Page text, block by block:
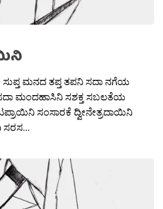
ಮನದ ತಪ್ತ ತಪನಿ ಸದಾ ನಗೆಯ
ಮಂದಹಾಸಿನಿ ಸಶಕ್ತ ಸಬಲತೆಯ
ಸಂಸಾರಕೆ ದ್ವೀನೇತ್ರದಾಯಿನಿ
ಸರಸ...